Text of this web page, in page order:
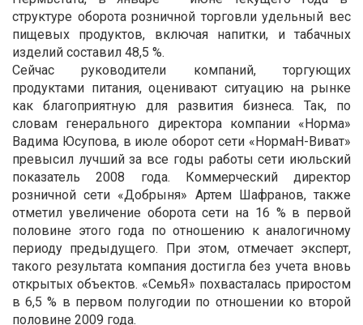
структуре оборота розничной торговли удельный вес
пищевых продуктов, включая напитки, и табачных
изделий составил 48,5 %.
Сейчас руководители компаний, торгующих
продуктами питания, оценивают ситуацию на рынке
как благоприятную для развития бизнеса. Так, по
словам генерального директора компании «Норма»
Вадима Юсупова, в июле оборот сети «НормаН-Виват»
превысил лучший за все годы работы сети июльский
показатель 2008 года. Коммерческий директор
розничной сети «Добрыня» Артем Шафранов, также
отметил увеличение оборота сети на 16 % в первой
половине этого года по отношению к аналогичному
периоду предыдущего. При этом, отмечает эксперт,
такого результата компания достигла без учета вновь
открытых объектов. «СемьЯ» похвасталась приростом
в 6,5 % в первом полугодии по отношении ко второй
половине 2009 года.